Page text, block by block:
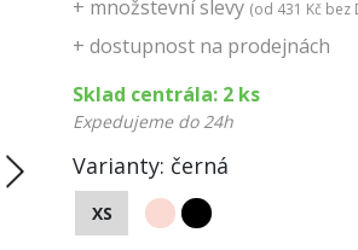
+ množstevní slevy (od 431 Kč bez
+ dostupnost na prodejnách
Sklad centrála: 2 ks
Expedujeme do 24h
Varianty: černá
XS